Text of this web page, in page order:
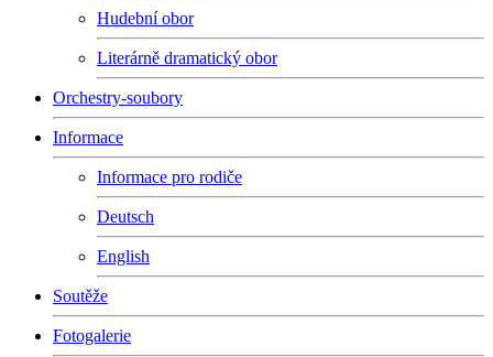
Hudební obor
Literárně dramatický obor
Orchestry-soubory
Informace
Informace pro rodiče
Deutsch
English
Soutěže
Fotogalerie